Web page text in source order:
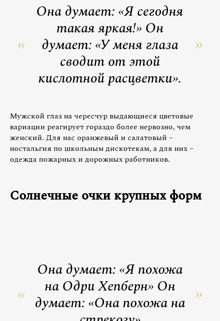
Она думает: «Я сегодня
такая яркая!» Он
думает: «У меня глаза
сводит от этой
кислотной расцветки».
Мужской глаз на чересчур выдающиеся цветовые
вариации реагирует гораздо более нервозно, чем
женский. Для нас оранжевый и салатовый –
ностальгия по школьным дискотекам, а для них –
одежда пожарных и дорожных работников.
Солнечные очки крупных форм
Она думает: «Я похожа
на Одри Хепберн» Он
думает: «Она похожа на